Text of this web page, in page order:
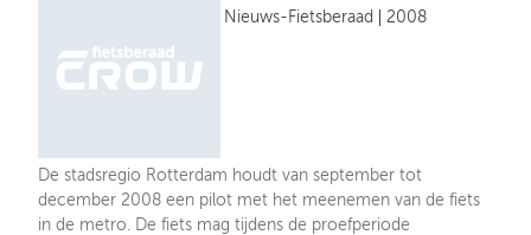
Nieuws-Fietsberaad 2008
De stadsregio Rotterdam houdt van september tot
december 2008 een pilot met het meenemen van de fiets
in de metro. De fiets mag tijdens de proefperiode